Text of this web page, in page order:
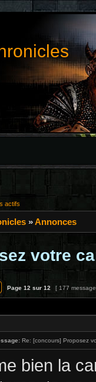
actifs
»Annonces
votre
Page 12 sur 12 [ 177
Re: [concours] Proposez
bien la